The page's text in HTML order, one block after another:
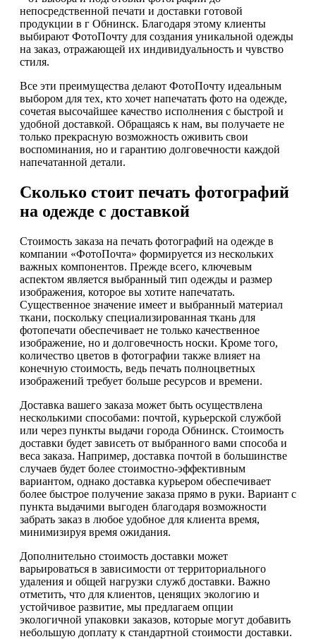
непосредственной печати и доставки готовой
продукции в г Обнинск. Благодаря этому клиенты
выбирают ФотоПочту для создания уникальной одежды
на заказ, отражающей их индивидуальность и чувство
стиля.
Все эти преимущества делают ФотоПочту идеальным
выбором для тех, кто хочет напечатать фото на одежде,
сочетая высочайшее качество исполнения с быстрой и
удобной доставкой. Обращаясь к нам, вы получаете не
только прекрасную возможность оживить свои
воспоминания, но и гарантию долговечности каждой
напечатанной детали.
Сколько стоит печать фотографий
на одежде с доставкой
Стоимость заказа на печать фотографий на одежде в
компании «ФотоПочта» формируется из нескольких
важных компонентов. Прежде всего, ключевым
аспектом является выбранный тип одежды и размер
изображения, которое вы хотите напечатать.
Существенное значение имеет и выбранный материал
ткани, поскольку специализированная ткань для
фотопечати обеспечивает не только качественное
изображение, но и долговечность носки. Кроме того,
количество цветов в фотографии также влияет на
конечную стоимость, ведь печать полноцветных
изображений требует больше ресурсов и времени.
Доставка вашего заказа может быть осуществлена
несколькими способами: почтой, курьерской службой
или через пункты выдачи города Обнинск. Стоимость
доставки будет зависеть от выбранного вами способа и
веса заказа. Например, доставка почтой в большинстве
случаев будет более стоимостно-эффективным
вариантом, однако доставка курьером обеспечивает
более быстрое получение заказа прямо в руки. Вариант с
пункта выдачими выгоден благодаря возможности
забрать заказ в любое удобное для клиента время,
минимизируя время ожидания.
Дополнительно стоимость доставки может
варьироваться в зависимости от территориального
удаления и общей нагрузки служб доставки. Важно
отметить, что для клиентов, ценящих экологию и
устойчивое развитие, мы предлагаем опции
экологичной упаковки заказов, которые могут добавить
небольшую доплату к стандартной стоимости доставки.